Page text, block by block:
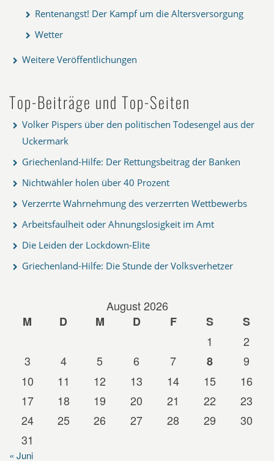
Rentenangst! Der Kampf um die Altersversorgung
Wetter
Weitere Veröffentlichungen
Top-Beiträge und Top-Seiten
Volker Pispers über den politischen Todesengel aus der
Uckermark
Griechenland-Hilfe: Der Rettungsbeitrag der Banken
Nichtwähler holen über 40 Prozent
Verzerrte Wahrnehmung des verzerrten Wettbewerbs
Arbeitsfaulheit oder Ahnungslosigkeit im Amt
Die Leiden der Lockdown-Elite
Griechenland-Hilfe: Die Stunde der Volksverhetzer
August 2026
M
D M D F S
S
1
2
3
4 5 6 7 8
9
10
11 12 13 14 15
16
17
18 19 20 21 22
23
24
25 26 27 28 29
30
31
« Juni